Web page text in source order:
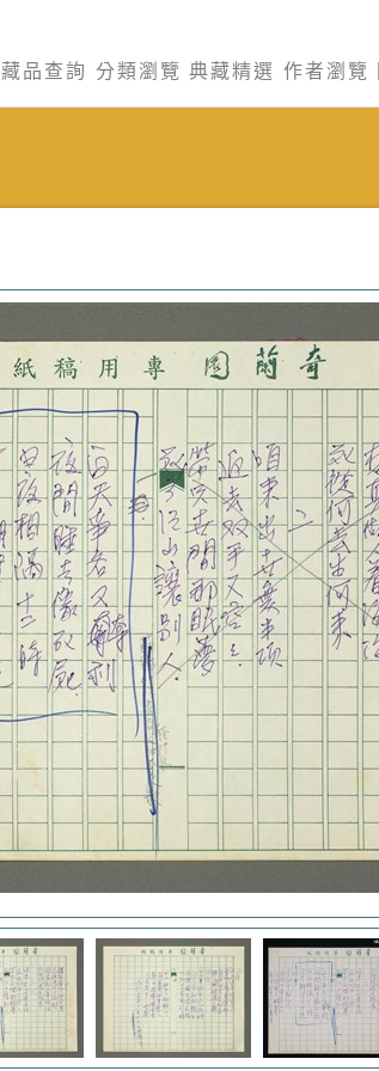
藏品查詢 分類瀏覽 典藏精選 作者瀏覽